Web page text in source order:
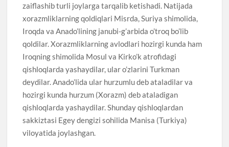
zaiflashib turli joylarga tarqalib ketishadi. Natijada
xorazmliklarning qoldiqlari Misrda, Suriya shimolida,
Iroqda va Anado’lining janubi-g’arbida o’troq bo’lib
qoldilar. Xorazmliklarning avlodlari hozirgi kunda ham
Iroqning shimolida Mosul va Kirko’k atrofidagi
qishloqlarda yashaydilar, ular o’zlarini Turkman
deydilar. Anado’lida ular hurzumlu deb ataladilar va
hozirgi kunda hurzum (Xorazm) deb ataladigan
qishloqlarda yashaydilar. Shunday qishloqlardan
sakkiztasi Egey dengizi sohilida Manisa (Turkiya)
viloyatida joylashgan.